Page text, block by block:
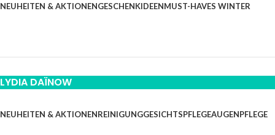
NEUHEITEN & AKTIONENGESCHENKIDEENMUST-HAVES WINTER
LYDIA DAÏNOW
NEUHEITEN & AKTIONENREINIGUNGGESICHTSPFLEGEAUGENPFLEGE